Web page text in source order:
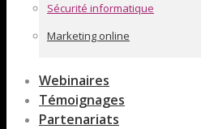
Sécurité informatique
Marketing online
Webinaires
Témoignages
Partenariats